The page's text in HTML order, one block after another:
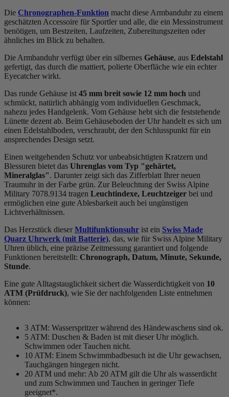
Die Chronographen-Funktion macht diese Armbanduhr zu einem
geschätzten Accessoire für Sportler und alle, die ein Messinstrument
benötigen, um Bestzeiten, Laufzeiten, Zubereitungszeiten oder
ähnliches im Blick zu behalten.
Die Armbanduhr verfügt über ein silbernes Gehäuse, aus Edelstahl
gefertigt, das durch die mattiert, polierte Oberfläche wie ein echter
Eyecatcher wirkt.
Das runde Gehäuse ist 45 mm breit sowie 12 mm hoch und
schmückt, natürlich abhängig vom individuellen Geschmack,
nahezu jedes Handgelenk. Vom Gehäuse hebt sich die feststehende
Lünette dezent ab. Beim Gehäuseboden der Uhr handelt es sich um
einen Edelstahlboden, verschraubt, der den Schlusspunkt für ein
ansprechendes Design setzt.
Einen weitgehenden Schutz vor unbeabsichtigten Kratzern und
Blessuren bietet das Uhrenglas vom Typ "gehärtet,
Mineralglas". Darunter zeigt sich das Zifferblatt Ihrer neuen
Traumuhr in der Farbe grün. Zur Beleuchtung der Swiss Alpine
Military 7078.9134 tragen Leuchtindexe, Leuchtzeiger bei und
ermöglichen eine gute Ablesbarkeit auch bei ungünstigen
Lichtverhältnissen.
Das Herzstück dieser Multifunktionsuhr ist ein Swiss Made
Quarz Uhrwerk (mit Batterie), das, wie für Swiss Alpine Military
Uhren üblich, eine präzise Zeitmessung garantiert und folgende
Funktionen bereitstellt: Chronograph, Datum, Minute, Sekunde,
Stunde.
Eine gute Alltagstauglichkeit sichert die Wasserdichtigkeit von 10
ATM (Prüfdruck), wie Sie der nachfolgenden Liste entnehmen
können:
3 ATM: Wasserspritzer während des Händewaschens sind ok.
5 ATM: Duschen & Baden ist mit dieser Uhr möglich.
Schwimmen oder Tauchen nicht.
10 ATM: Einem Schwimmbadbesuch ist die Uhr gewachsen,
Tauchgängen hingegen nicht.
20 ATM und mehr: Ab 20 ATM gilt die Uhr als wasserdicht
und zum Schwimmen und Tauchen in geringer Tiefe
geeignet*.